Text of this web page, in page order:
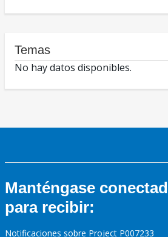
Temas
No hay datos disponibles.
Manténgase
para recibir:
Notificaciones sobre Project P007233